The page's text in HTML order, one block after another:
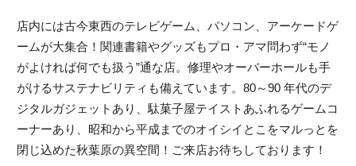
店内には古今東西のテレビゲーム、パソコン、アーケードゲ
ームが大集合！関連書籍やグッズもプロ・アマ問わず“モノ
がよければ何でも扱う”通な店。修理やオーバーホールも手
がけるサステナビリティも備えています。80～90 年代のデ
ジタルガジェットあり、駄菓子屋テイストあふれるゲームコ
ーナーあり、昭和から平成までのオイシイとこをマルっとを
閉じ込めた秋葉原の異空間！ご来店お待ちしております！